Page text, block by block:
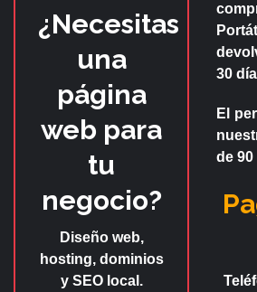
¿Necesitas
una
página
web para
tu
negocio?
Diseño web,
hosting, dominios
y SEO local.
30
El
de 90